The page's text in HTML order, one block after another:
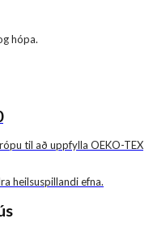
hópa.
til að uppfylla OEKO-TEX
heilsuspillandi efna.